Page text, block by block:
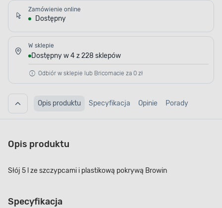
Zamówienie online
Dostępny
W sklepie
Dostępny w 4 z 228 sklepów
Odbiór w sklepie lub Bricomacie za 0 zł
Opis produktu Specyfikacja Opinie Porady
Opis produktu
Słój 5 l ze szczypcami i plastikową pokrywą Browin
Specyfikacja